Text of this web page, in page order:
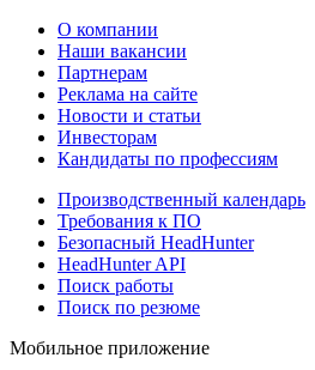
О компании
Наши вакансии
Партнерам
Реклама на сайте
Новости и статьи
Инвесторам
Кандидаты по профессиям
Производственный календарь
Требования к ПО
Безопасный HeadHunter
HeadHunter API
Поиск работы
Поиск по резюме
Мобильное приложение